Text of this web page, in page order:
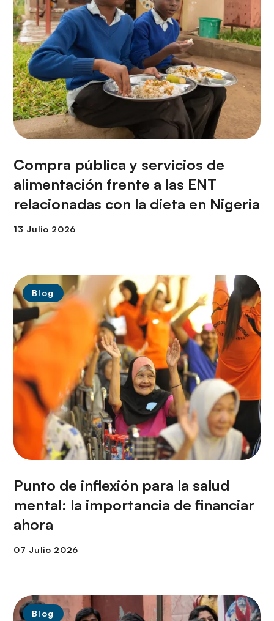
Compra pública y servicios de
alimentación frente a las ENT
relacionadas con la dieta en Nigeria
Blog
Punto de inflexión para la salud
mental: la importancia de financiar
ahora
Blog